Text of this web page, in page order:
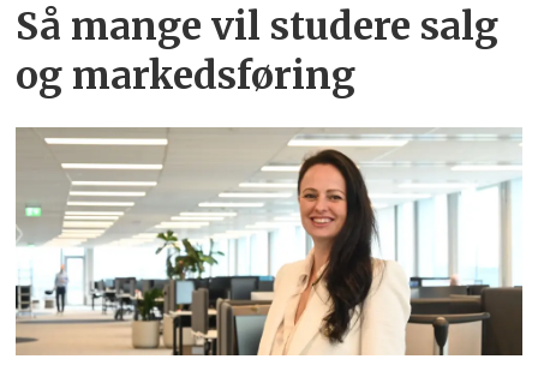
Så mange vil studere salg
og markedsføring